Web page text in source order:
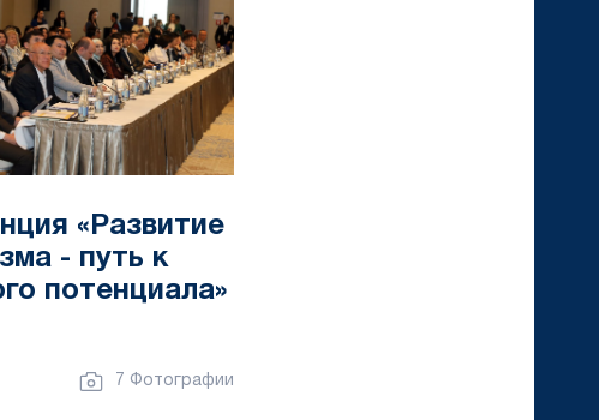
«Развитие
- путь к
потенциала»
7 Фотографии